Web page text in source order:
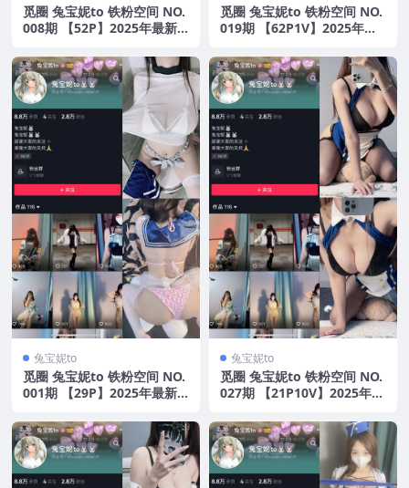
觅圈 兔宝妮to 铁粉空间 NO.
008期 【52P】2025年最新
觅圈 兔宝妮to 铁粉空间 NO.
019期 【62P1V】2025年最
兔宝妮to
觅圈 兔宝妮to 铁粉空间 NO.
001期 【29P】2025年最新
兔宝妮to
觅圈 兔宝妮to 铁粉空间 NO.
027期 【21P10V】2025年最